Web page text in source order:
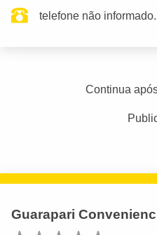
telefone não informado.
Continua
Guarapari